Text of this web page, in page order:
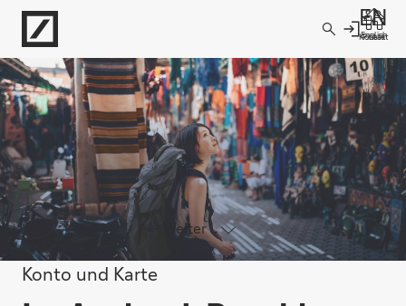
Direkt zur Hauptnavigation (Enter drücken)
Direkt zur Suche (Enter drücken)
Direkt zum Hauptinhalt (Enter drücken)
Kontakt
English
Filiale
Weiter
Konto und Karte